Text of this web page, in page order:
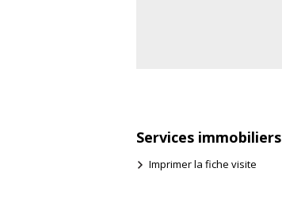
Services immobiliers
Imprimer la fiche visite